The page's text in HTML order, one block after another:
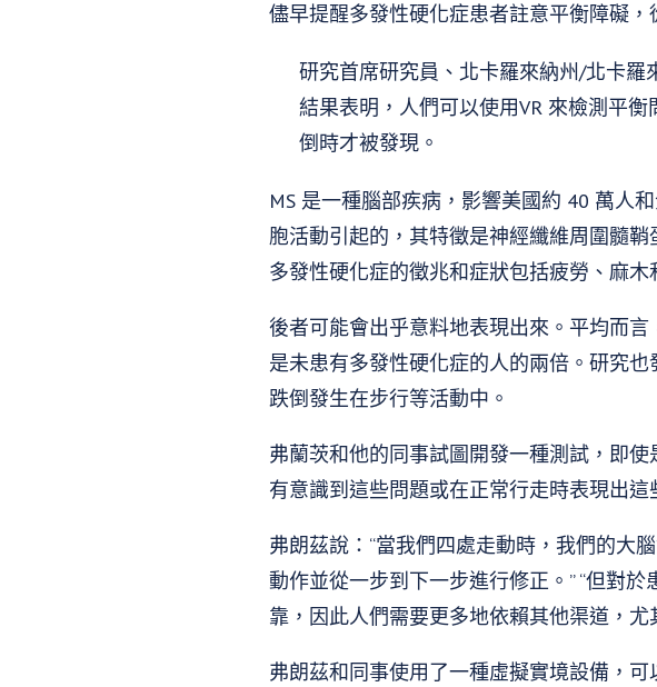
儘早提醒多發性硬化症患者註意平衡障礙
研究首席研究員、北卡羅來納州/北卡羅
結果表明，人們可以使用VR 來檢測平
倒時才被發現。
MS 是一種腦部疾病，影響美國約 40 萬人
胞活動引起的，其特徵是神經纖維周圍髓
多發性硬化症的徵兆和症狀包括疲勞、麻
後者可能會出乎意料地表現出來。平均而
是未患有多發性硬化症的人的兩倍。研究
跌倒發生在步行等活動中。
弗蘭茨和他的同事試圖開發一種測試，即
有意識到這些問題或在正常行走時表現出這
弗朗茲說：“當我們四處走動時，我們的大
動作並從一步到下一步進行修正。” “但對
靠，因此人們需要更多地依賴其他渠道，尤
弗朗茲和同事使用了一種虛擬實境設備，